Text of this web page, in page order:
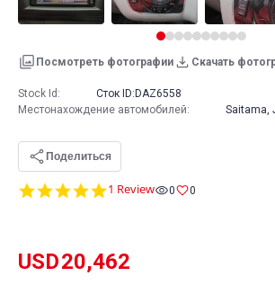
Посмотреть фотографии Скачать
5.0
1 Review 0 0
USD20,462
Stock Id: Сток ID: DAZ6558
Местонахождение автомобилей: Saitama,
Поделиться